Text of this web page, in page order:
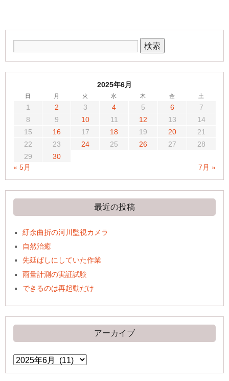
2025年6月
日 月 火 水 木 金 土
1 2 3 4 5 6
7
8
9 10 11 12 13
14
15
16 17 18 19 20
21
22
23 24 25 26 27
28
29
30
« 5月
7月 »
最近の投稿
紆余曲折の河川監視カメラ
自然治癒
先延ばしにしていた作業
雨量計測の実証試験
できるのは再起動だけ
アーカイブ
ア
ー